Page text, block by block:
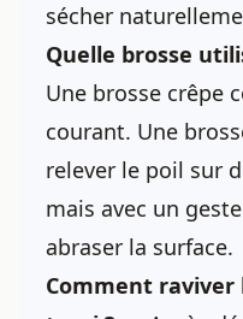
sécher
Quelle brosse
Une brosse crêpe
courant. Une
relever le poil sur
mais avec un
abraser la surface.
Comment raviver